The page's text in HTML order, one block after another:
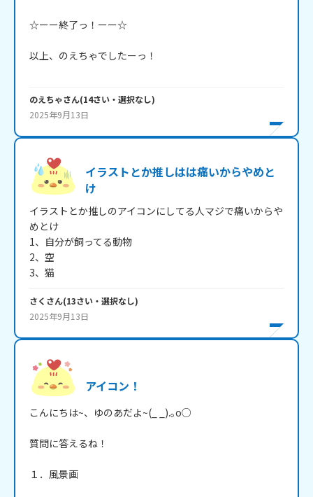
☆ーー終了っ！ーー☆
以上、のえちゃでしたーっ！
のえちゃさん(14さい・ 選択なし)
2025年9月13日
イラストとか推しはは痛いからやめと
け
イラストとか推しのアイコンにしてる人マジで痛いからや
めとけ
1、自分が飼ってる動物
2、空
3、猫
さく さん(13さい・ 選択なし)
2025年9月13日
アイコン！
こんにちは~、ゆのあだよ~(_ _).｡o○
質問に答えるね！
１．風景画